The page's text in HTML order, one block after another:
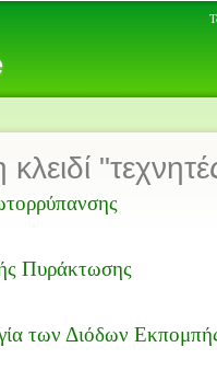
κλειδί
Πυράκτωσης
των Διόδων